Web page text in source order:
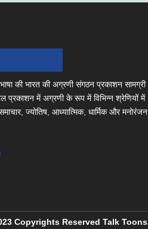
की भारत की अग्रणी संगठन प्रकाशन
प्रकाशन में अग्रणी के रूप में विभिन्न श्रेणियों में
ज्योतिष, आध्यात्मिक, धार्मिक और मनोरंजन
Copyrights Reserved Talk